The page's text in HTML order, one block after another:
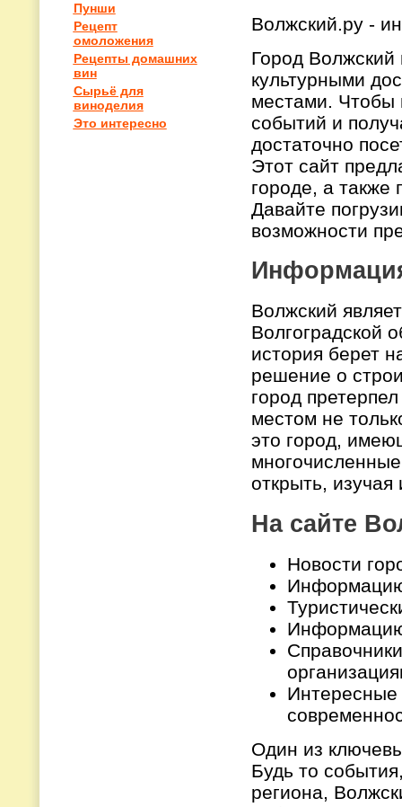
Пунши
Рецепт
омоложения
Рецепты домашних
вин
Сырьё для
виноделия
Это интересно
Волжский.ру -
Город
культурными
местами. Чтобы
событий и
достаточно
Этот сайт
городе, а также
Давайте
возможности
Волжский
Волгоградской
история берет
решение о
город
местом не
это город,
открыть,
На сайте
Новости
Информацию
Интересные
Один из
Будь то
региона,